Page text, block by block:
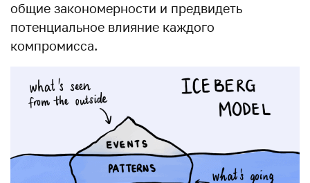
общие закономерности и предвидеть
потенциальное влияние каждого
компромисса.